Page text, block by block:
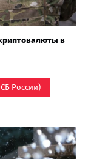
в
России)